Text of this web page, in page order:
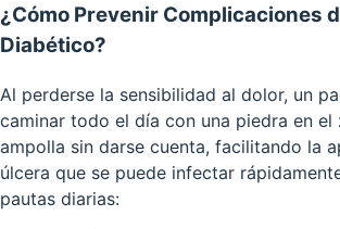
¿Cómo Prevenir Complicaciones
Diabético?
Al perderse la sensibilidad al dolor, un
caminar todo el día con una piedra en el
ampolla sin darse cuenta, facilitando la
úlcera que se puede infectar
pautas diarias: